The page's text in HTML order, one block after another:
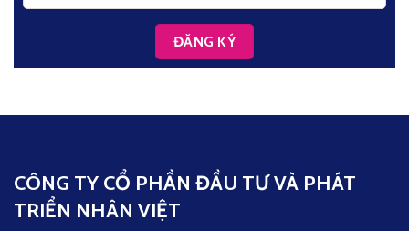
CÔNG TY CỔ PHẦN ĐẦU TƯ VÀ PHÁT
TRIỂN NHÂN VIỆT